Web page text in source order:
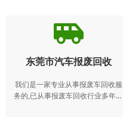
东莞市汽车报废回收
我们是一家专业从事报废车回收服
务的,已从事报废车回收行业多年。